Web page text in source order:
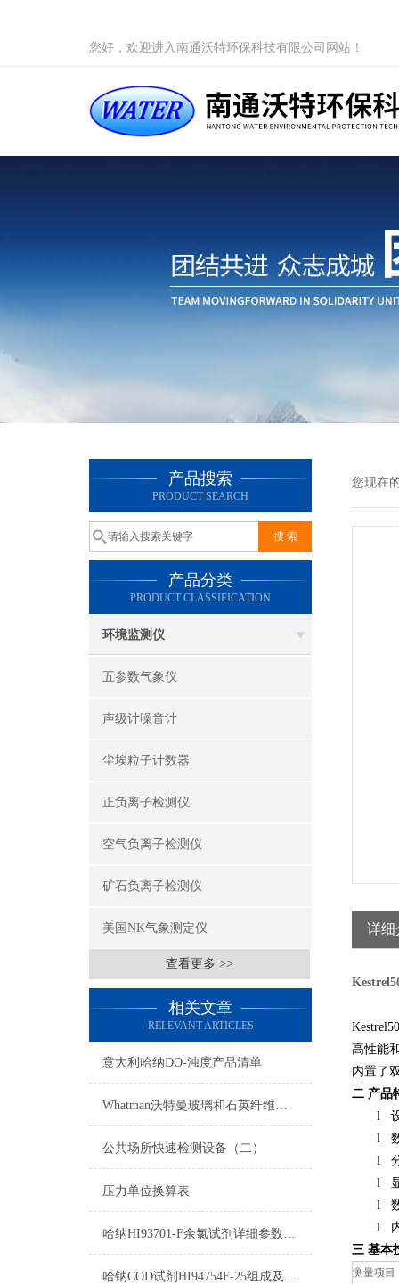
您好，欢迎进入南通沃特环保科技有限公司网站！
产品搜索
PRODUCT SEARCH
产品分类
PRODUCT CLASSIFICATION
环境监测仪
五参数气象仪
声级计噪音计
尘埃粒子计数器
正负离子检测仪
空气负离子检测仪
矿石负离子检测仪
美国NK气象测定仪
查看更多 >>
相关文章
RELEVANT ARTICLES
意大利哈纳DO-浊度产品清单
Whatman沃特曼玻璃和石英纤维滤纸/滤膜
公共场所快速检测设备（二）
压力单位换算表
哈纳HI93701-F余氯试剂详细参数及测量原理
哈钠COD试剂HI94754F-25组成及测量范围
您现在
详细
高性能
内置了
二 产品
l
l
l
l
l
l
三 基本
测量项目